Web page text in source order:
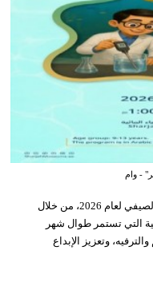
- وام
تواصل هيئة الشارقة للمتاحف تنفيذ برنامجها الصيفي لعام 2026، من خلال
التي تستمر طوال شهر
وتعزيز الإبداع